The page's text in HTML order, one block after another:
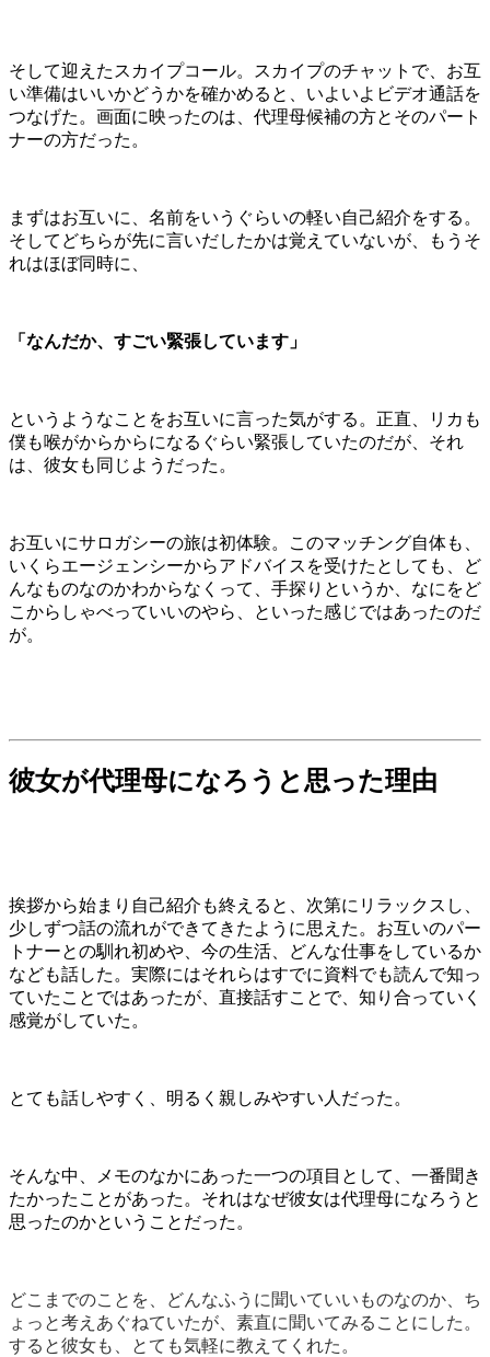
そして迎えたスカイプコール。スカイプのチャットで、お互
い準備はいいかどうかを確かめると、いよいよビデオ通話を
つなげた。画面に映ったのは、代理母候補の方とそのパート
ナーの方だった。
まずはお互いに、名前をいうぐらいの軽い自己紹介をする。
そしてどちらが先に言いだしたかは覚えていないが、もうそ
れはほぼ同時に、
「なんだか、すごい緊張しています」
というようなことをお互いに言った気がする。正直、リカも
僕も喉がからからになるぐらい緊張していたのだが、それ
は、彼女も同じようだった。
お互いにサロガシーの旅は初体験。このマッチング自体も、
いくらエージェンシーからアドバイスを受けたとしても、ど
んなものなのかわからなくって、手探りというか、なにをど
こからしゃべっていいのやら、といった感じではあったのだ
が。
彼女が代理母になろうと思った理由
挨拶から始まり自己紹介も終えると、次第にリラックスし、
少しずつ話の流れができてきたように思えた。お互いのパー
トナーとの馴れ初めや、今の生活、どんな仕事をしているか
なども話した。実際にはそれらはすでに資料でも読んで知っ
ていたことではあったが、直接話すことで、知り合っていく
感覚がしていた。
とても話しやすく、明るく親しみやすい人だった。
そんな中、メモのなかにあった一つの項目として、一番聞き
たかったことがあった。それはなぜ彼女は代理母になろうと
思ったのかということだった。
どこまでのことを、どんなふうに聞いていいものなのか、ち
ょっと考えあぐねていたが、素直に聞いてみることにした。
すると彼女も、とても気軽に教えてくれた。